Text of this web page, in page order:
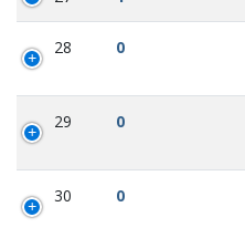
28 0
29 0
30 0